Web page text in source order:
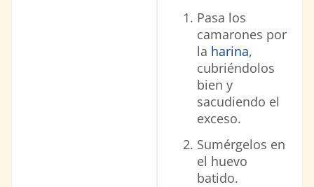
Pasa los
camarones por
la harina,
cubriéndolos
bien y
sacudiendo el
exceso.
Sumérgelos en
el huevo
batido.